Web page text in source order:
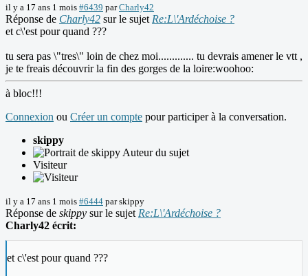
il y a 17 ans 1 mois #6439 parCharly42
Réponse de Charly42 sur le sujet Re:L\'Ardéchoise ?
et c\'est pour quand ???
tu sera pas \"tres\" loin de chez moi............. tu devrais amener le vtt ,
je te freais découvrir la fin des gorges de la loire:woohoo:
à bloc!!!
Connexion ou Créer un compte pour participer à la conversation.
skippy
Auteur du sujet
Visiteur
il y a 17 ans 1 mois #6444 parskippy
Réponse de skippy sur le sujet Re:L\'Ardéchoise ?
Charly42 écrit:
et c\'est pour quand ???